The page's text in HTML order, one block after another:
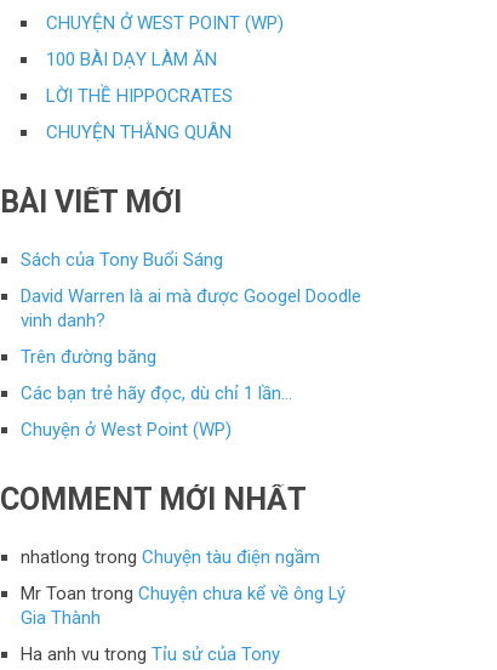
CHUYỆN Ở WEST POINT (WP)
100 BÀI DẠY LÀM ĂN
LỜI THỀ HIPPOCRATES
CHUYỆN THẰNG QUÂN
BÀI VIẾT MỚI
Sách của Tony Buổi Sáng
David Warren là ai mà được Googel Doodle
vinh danh?
Trên đường băng
Các bạn trẻ hãy đọc, dù chỉ 1 lần…
Chuyện ở West Point (WP)
COMMENT MỚI NHẤT
nhatlong trong Chuyện tàu điện ngầm
Mr Toan trong Chuyện chưa kể về ông Lý
Gia Thành
Ha anh vu trong Tỉu sử của Tony